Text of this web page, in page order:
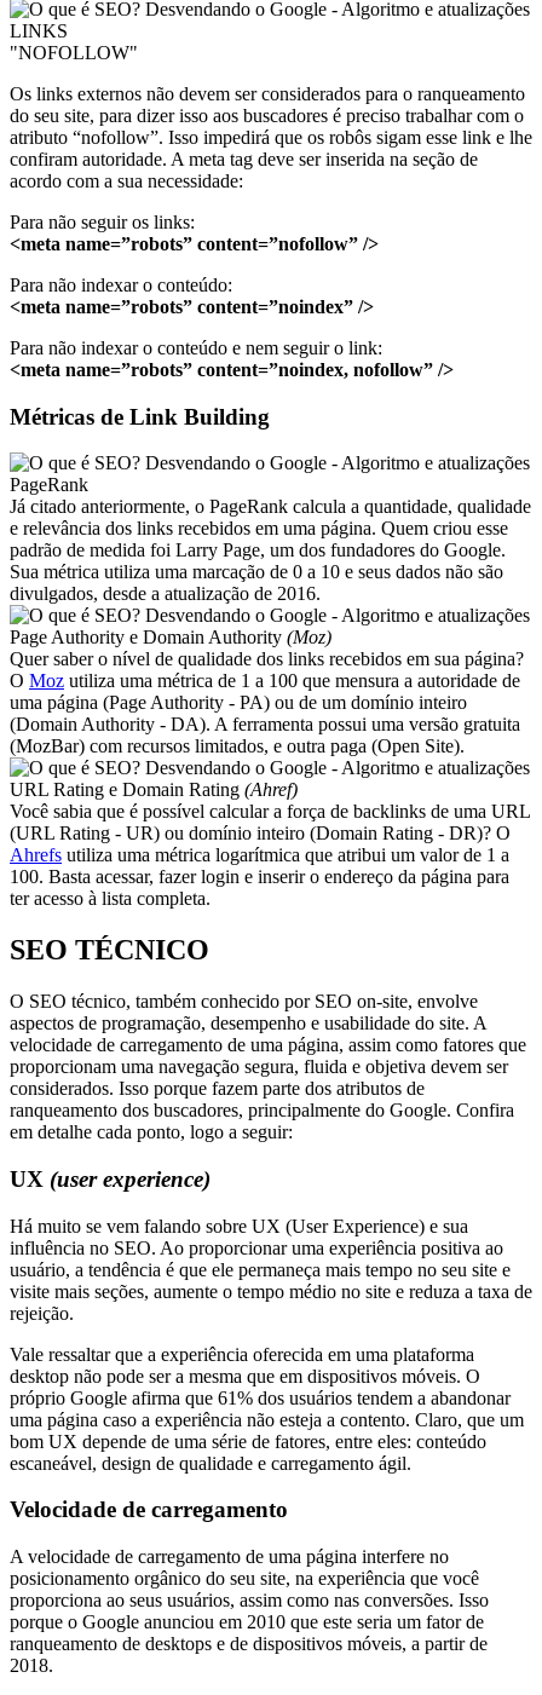
LINKS
"NOFOLLOW"
Os links externos não devem ser considerados para o ranqueamento
do seu site, para dizer isso aos buscadores é preciso trabalhar com o
atributo “nofollow”. Isso impedirá que os robôs sigam esse link e lhe
confiram autoridade. A meta tag deve ser inserida na seção de
acordo com a sua necessidade:
Para não seguir os links:
<meta name=”robots” content=”nofollow” />
Para não indexar o conteúdo:
<meta name=”robots” content=”noindex” />
Para não indexar o conteúdo e nem seguir o link:
<meta name=”robots” content=”noindex, nofollow” />
Métricas de Link Building
PageRank
Já citado anteriormente, o PageRank calcula a quantidade, qualidade
e relevância dos links recebidos em uma página. Quem criou esse
padrão de medida foi Larry Page, um dos fundadores do Google.
Sua métrica utiliza uma marcação de 0 a 10 e seus dados não são
divulgados, desde a atualização de 2016.
Page Authority e Domain Authority (Moz)
Quer saber o nível de qualidade dos links recebidos em sua página?
O Moz utiliza uma métrica de 1 a 100 que mensura a autoridade de
uma página (Page Authority - PA) ou de um domínio inteiro
(Domain Authority - DA). A ferramenta possui uma versão gratuita
(MozBar) com recursos limitados, e outra paga (Open Site).
URL Rating e Domain Rating (Ahref)
Você sabia que é possível calcular a força de backlinks de uma URL
(URL Rating - UR) ou domínio inteiro (Domain Rating - DR)? O
Ahrefs utiliza uma métrica logarítmica que atribui um valor de 1 a
100. Basta acessar, fazer login e inserir o endereço da página para
ter acesso à lista completa.
SEO TÉCNICO
O SEO técnico, também conhecido por SEO on-site, envolve
aspectos de programação, desempenho e usabilidade do site. A
velocidade de carregamento de uma página, assim como fatores que
proporcionam uma navegação segura, fluida e objetiva devem ser
considerados. Isso porque fazem parte dos atributos de
ranqueamento dos buscadores, principalmente do Google. Confira
em detalhe cada ponto, logo a seguir:
UX (user experience)
Há muito se vem falando sobre UX (User Experience) e sua
influência no SEO. Ao proporcionar uma experiência positiva ao
usuário, a tendência é que ele permaneça mais tempo no seu site e
visite mais seções, aumente o tempo médio no site e reduza a taxa de
rejeição.
Vale ressaltar que a experiência oferecida em uma plataforma
desktop não pode ser a mesma que em dispositivos móveis. O
próprio Google afirma que 61% dos usuários tendem a abandonar
uma página caso a experiência não esteja a contento. Claro, que um
bom UX depende de uma série de fatores, entre eles: conteúdo
escaneável, design de qualidade e carregamento ágil.
Velocidade de carregamento
A velocidade de carregamento de uma página interfere no
posicionamento orgânico do seu site, na experiência que você
proporciona ao seus usuários, assim como nas conversões. Isso
porque o Google anunciou em 2010 que este seria um fator de
ranqueamento de desktops e de dispositivos móveis, a partir de
2018.